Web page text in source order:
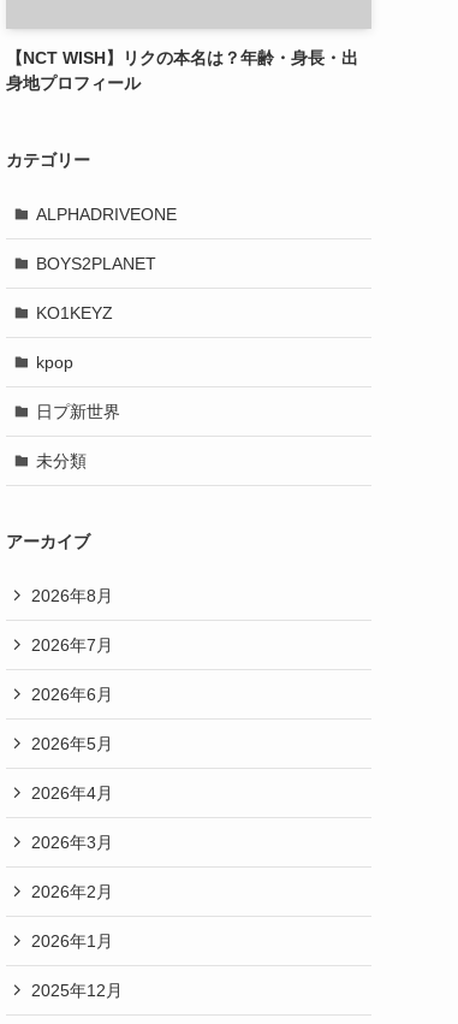
【NCT WISH】リクの本名は？年齢・身長・出
身地プロフィール
カテゴリー
ALPHADRIVEONE
BOYS2PLANET
KO1KEYZ
kpop
日プ新世界
未分類
アーカイブ
2026年8月
2026年7月
2026年6月
2026年5月
2026年4月
2026年3月
2026年2月
2026年1月
2025年12月